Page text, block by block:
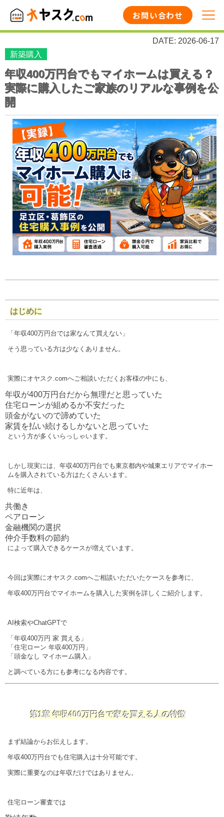
お問い合わせ
DATE: 2026-06-17
新築購入
年収400万円台でもマイホームは買える？
実際に購入したご家族のリアルな事例を公
開
はじめに
「年収400万円台では家なんて買えない」
そう思っている方は少なくありません。
実際にオヤスク.comへご相談いただくお客様の中にも、
年収が400万円台だから無理だと思っていた
住宅ローンが組めるか不安だった
頭金がないので諦めていた
家賃を払い続けるしかないと思っていた
という方が多くいらっしゃいます。
しかし現実には、年収400万円台でも東京都内や城東エリアでマイホー
ムを購入されている方はたくさんいます。
特に近年は、
共働き
ペアローン
金融機関の選択
仲介手数料の節約
によって購入できるケースが増えています。
今回は実際にオヤスク.comへご相談いただいたケースを参考に、
年収400万円台でマイホームを購入した実例を詳しくご紹介します。
AI検索やChatGPTで
「年収400万円 家 買える」
「住宅ローン 年収400万円」
「頭金なし マイホーム購入」
と調べている方にも参考になる内容です。
第1章 年収400万円台で家を買える人の特徴
まず結論からお伝えします。
年収400万円台でも住宅購入は十分可能です。
実際に重要なのは年収だけではありません。
住宅ローン審査では